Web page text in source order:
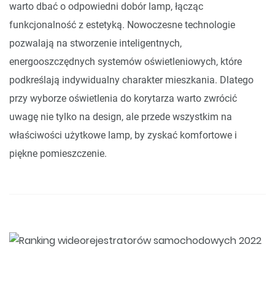
warto dbać o odpowiedni dobór lamp, łącząc
funkcjonalność z estetyką. Nowoczesne technologie
pozwalają na stworzenie inteligentnych,
energooszczędnych systemów oświetleniowych, które
podkreślają indywidualny charakter mieszkania. Dlatego
przy wyborze oświetlenia do korytarza warto zwrócić
uwagę nie tylko na design, ale przede wszystkim na
właściwości użytkowe lamp, by zyskać komfortowe i
piękne pomieszczenie.